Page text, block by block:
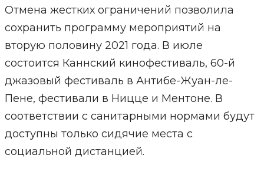
Отмена жестких ограничений позволила
сохранить программу мероприятий на
вторую половину 2021 года. В июле
состоится Каннский кинофестиваль, 60-й
джазовый фестиваль в Антибе-Жуан-ле-
Пене, фестивали в Ницце и Ментоне. В
соответствии с санитарными нормами будут
доступны только сидячие места с
социальной дистанцией.